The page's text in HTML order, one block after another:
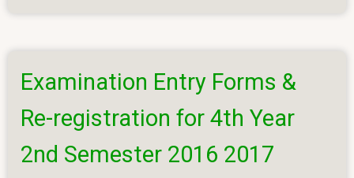
Table
Year
1st
Semester
&
1st
Examination Entry Forms &
Re-registration for 4th Year
2nd Semester 2016 2017